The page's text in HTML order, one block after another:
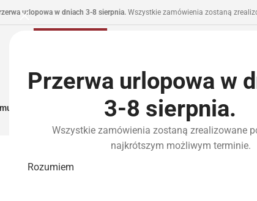
Przerwa urlopowa w
3-8 sierpnia.
Wszystkie zamówienia zostaną zrealizowane
najkrótszym możliwym terminie.
Rozumiem
urlopowa w dniach 3-8 sierpnia. Wszystkie zamówienia zostaną
I Zasilanie Części I Tuning HPAWyposażenie